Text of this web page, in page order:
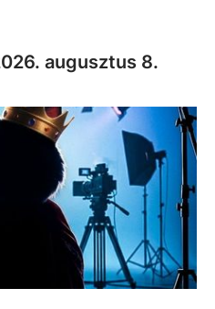
augusztus 8.